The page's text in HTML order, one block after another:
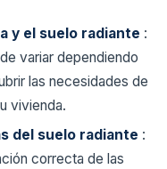
y el suelo radiante :
variar dependiendo
las necesidades de
vivienda.
del suelo radiante :
correcta de las